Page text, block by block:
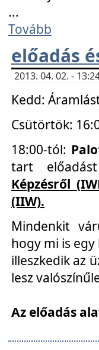
...
Tovább
előadás
2013. 04. 02. -
Kedd:
Csütörtök:
18:00-tól:
tart
Képzésről
(IIW).
Mindenkit
hogy mi is
illeszkedik az
lesz
Az előadás